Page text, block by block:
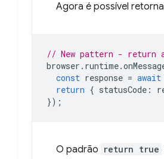
Agora é possível
// New pattern - return
browser . runtime.
const response = await
return { statusCode :
});
O padrão return true